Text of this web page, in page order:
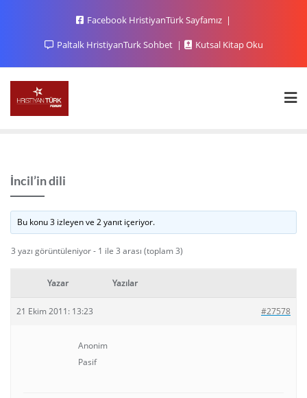
Facebook HristiyanTürk Sayfamız
Paltalk HristiyanTurk Sohbet
Kutsal Kitap Oku
İncil’in dili
Bu konu 3 izleyen ve 2 yanıt içeriyor.
3 yazı görüntüleniyor - 1 ile 3 arası (toplam 3)
Yazar Yazılar
21 Ekim 2011: 13:23 #27578
Anonim
Pasif